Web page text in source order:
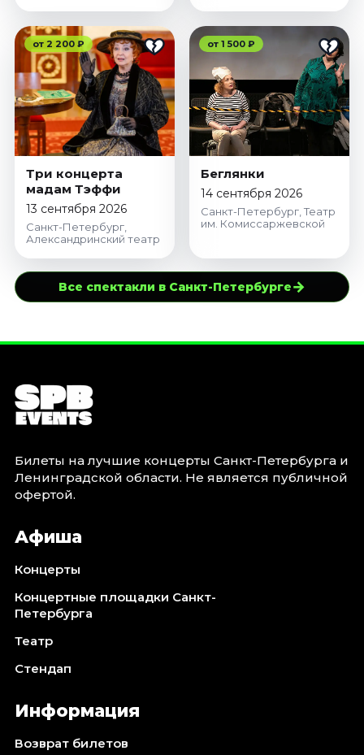
от 2 200 ₽
Три концерта
мадам Тэффи
13 сентября 2026
Санкт-Петербург,
Александринский театр
от 1 500 ₽
Беглянки
14 сентября 2026
Санкт-Петербург, Театр
им. Комиссаржевской
Все спектакли в Санкт-Петербурге→
Билеты на лучшие концерты Санкт-Петербурга и
Ленинградской области. Не является публичной
офертой.
Афиша
Концерты
Концертные площадки Санкт-
Петербурга
Театр
Стендап
Информация
Возврат билетов